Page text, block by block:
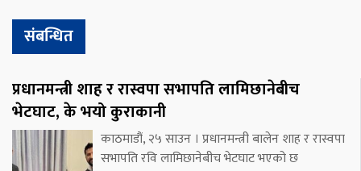
संबन्धित
प्रधानमन्त्री शाह र रास्वपा सभापति लामिछानेबीच
भेटघाट, के भयो कुराकानी
काठमाडौं, २५ साउन । प्रधानमन्त्री बालेन शाह र रास्वपा
सभापति रवि लामिछानेबीच भेटघाट भएको छ